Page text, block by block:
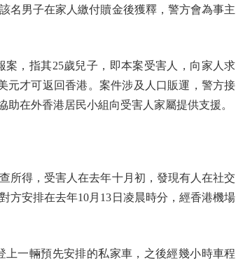
名男子在家人繳付贖金後獲釋，警方會為事主
，指其25歲兒子，即本案受害人，向家人求
元才可返回香港。案件涉及人口販運，警方接
在外香港居民小組向受害人家屬提供支援。
得，受害人在去年十月初，發現有人在社交
方安排在去年10月13日凌晨時分，經香港機場
一輛預先安排的私家車，之後經幾小時車程